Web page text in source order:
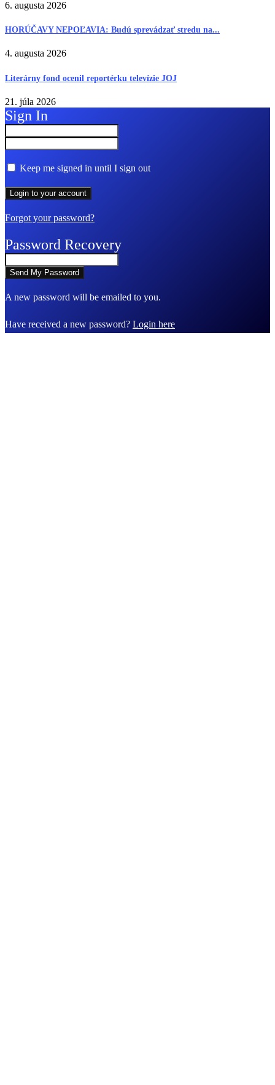
6. augusta 2026
HORÚČAVY NEPOĽAVIA: Budú sprevádzať stredu na...
4. augusta 2026
Literárny fond ocenil reportérku televízie JOJ
21. júla 2026
Sign In
Keep me signed in until I sign out
Forgot your password?
Password Recovery
A new password will be emailed to you.
Have received a new password? Login here